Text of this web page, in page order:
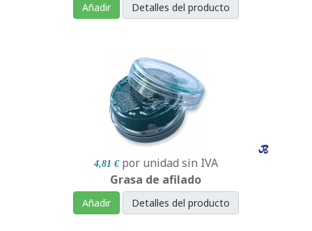
Añadir Detalles del producto
4,81 € por unidad sin IVA
Grasa de afilado
Añadir Detalles del producto